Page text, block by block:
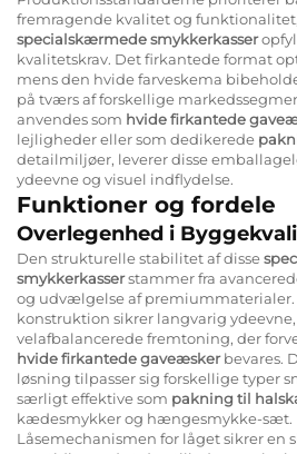
fremragende kvalitet og
specialskærmede smykkerkasser
kvalitetskrav. Det firkantede format
mens den hvide farveskema
på tværs af forskellige
anvendes som hvide firkantede
lejligheder eller som dedikerede
detailmiljøer, leverer disse
ydeevne og visuel indflydelse.
Funktioner og fordele
Overlegenhed i
Den strukturelle stabilitet af disse
smykkerkasserstammer fra
og udvælgelse af premiummaterialer.
konstruktion sikrer langvarig
velafbalancerede fremtoning, der
hvide firkantede gaveæskerbevares.
løsning tilpasser sig forskellige typer
særligt effektive som pakning til
kædesmykker og hængesmykke-sæt.
Låsemechanismen for låget sikrer en